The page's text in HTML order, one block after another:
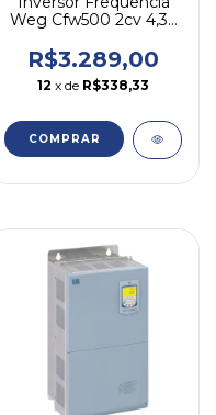
Weg Cfw500 2cv 4,3a
R$3.289,00
12 x de R$338,33
COMPRAR